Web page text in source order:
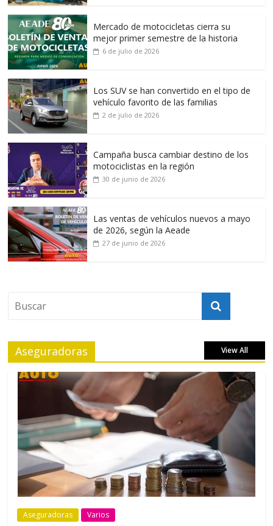
Mercado de motocicletas cierra su
mejor primer semestre de la historia
6 de julio de 2026
Los SUV se han convertido en el tipo de
vehículo favorito de las familias
2 de julio de 2026
Campaña busca cambiar destino de los
motociclistas en la región
30 de junio de 2026
Las ventas de vehículos nuevos a mayo
de 2026, según la Aeade
27 de junio de 2026
Aseguradoras View All
Aseguradoras Varios